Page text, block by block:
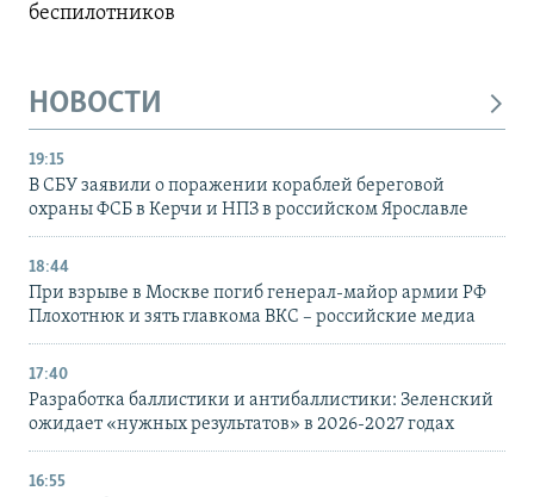
беспилотников
НОВОСТИ
19:15
В СБУ заявили о поражении кораблей береговой
охраны ФСБ в Керчи и НПЗ в российском Ярославле
18:44
При взрыве в Москве погиб генерал-майор армии РФ
Плохотнюк и зять главкома ВКС – российские медиа
17:40
Разработка баллистики и антибаллистики: Зеленский
ожидает «нужных результатов» в 2026-2027 годах
16:55